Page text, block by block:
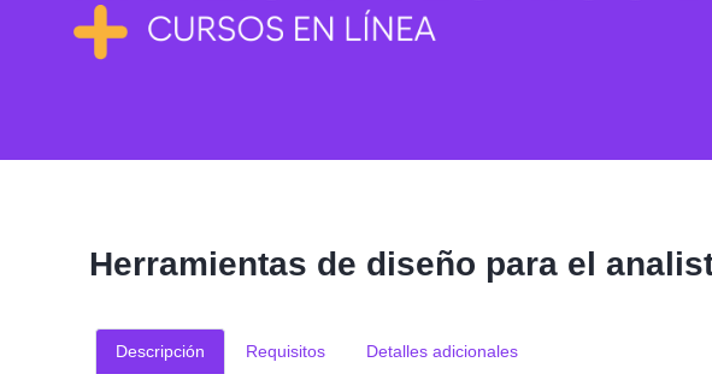
Herramientas de diseño para el
Descripción Requisitos Detalles adicionales